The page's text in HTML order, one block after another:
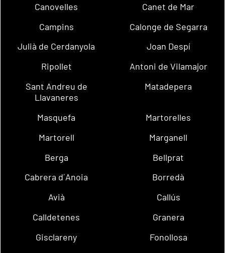
Canovelles
Canet de Mar
Campins
Calonge de Segarra
Julià de Cerdanyola
Joan Despí
Ripollet
Antoni de Vilamajor
Sant Andreu de
Llavaneres
Matadepera
Masquefa
Martorelles
Martorell
Marganell
Berga
Bellprat
Cabrera d´Anoia
Borredà
Avià
Callús
Calldetenes
Granera
Gisclareny
Fonollosa